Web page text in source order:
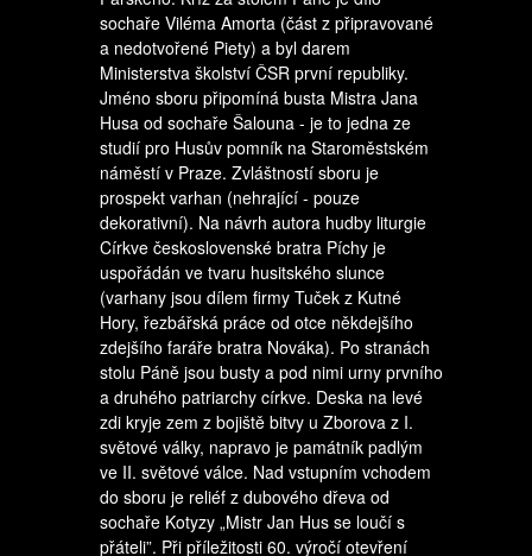
sochaře Viléma Amorta (část z připravované
a nedotvořené Piety) a byl darem
Ministerstva školství ČSR první republiky.
Jméno sboru připomíná busta Mistra Jana
Husa od sochaře Šalouna - je to jedna ze
studií pro Husův pomník na Staroměstském
náměstí v Praze. Zvláštností sboru je
prospekt varhan (nehrající - pouze
dekorativní). Na návrh autora hudby liturgie
Církve československé bratra Píchy je
uspořádán ve tvaru husitského slunce
(varhany jsou dílem firmy Tuček z Kutné
Hory, řezbářská práce od otce někdejšího
zdejšího faráře bratra Nováka). Po stranách
stolu Páně jsou busty a pod nimi urny prvního
a druhého patriarchy církve. Deska na levé
zdi kryje zem z bojiště bitvy u Zborova z I.
světové války, napravo je památník padlým
ve II. světové válce. Nad vstupním vchodem
do sboru je reliéf z dubového dřeva od
sochaře Kotyzy „Mistr Jan Hus se loučí s
přáteli”. Při příležitosti 60. výročí otevření